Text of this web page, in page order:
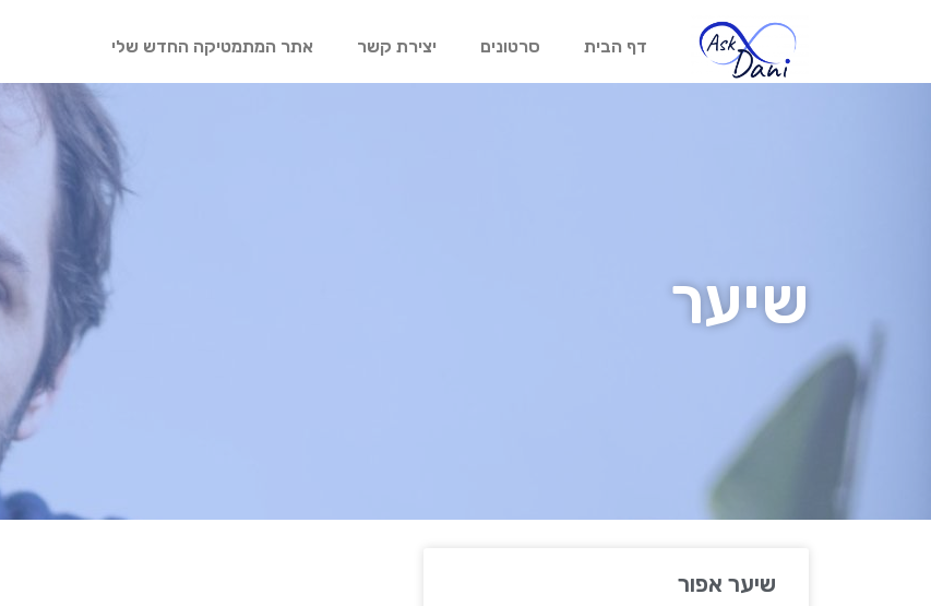
דף הבית סרטונים יצירת קשר אתר המתמטיקה החדש שלי
שיער
שיער אפור